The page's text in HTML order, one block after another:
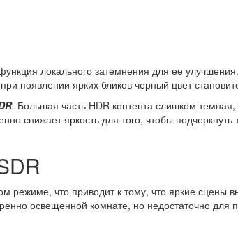
локального затемнения для ее
появлении ярких бликов черный цвет
. Большая часть HDR контента слишком
снижает яркость для того, чтобы подчеркнуть
режиме, что приводит к тому, что яркие сцены
освещенной комнате, но недостаточно для